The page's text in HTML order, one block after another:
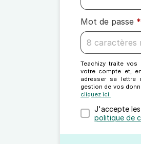
Mot de passe *
Teachizy traite
votre compte et,
adresser sa lettre
gestion de vos
cliquez ici.
J'accepte les
politique de